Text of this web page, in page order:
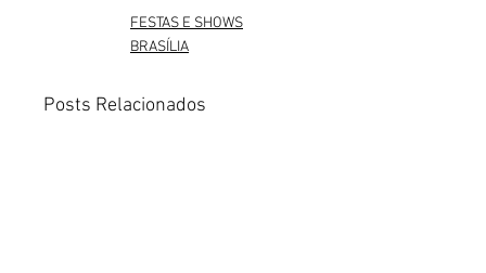
FESTAS E SHOWS
BRASÍLIA
Posts Relacionados